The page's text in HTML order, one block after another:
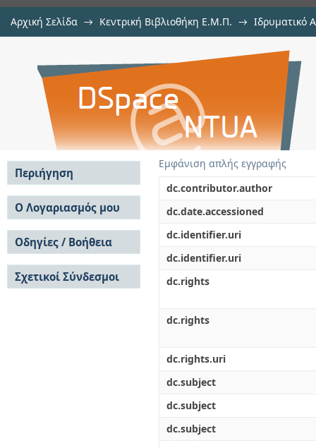
Αρχική Σελίδα → Κεντρική Βιβλιοθήκη Ε.Μ.Π. → Ιδρυματικό
Evolutionary computation and
optimization
Εμφάνιση απλής εγγραφής
dc.contributor.author
dc.date.accessioned
dc.identifier.uri
dc.identifier.uri
dc.rights
dc.rights
dc.rights.uri
dc.subject
dc.subject
dc.subject
Περιήγηση
Σε όλο το DSpace
Κοινότητες & Συλλογές
Ανά Ημερομηνία
Έκδοσης
Συγγραφείς
Τίτλοι
Θέματα
Ο Λογαριασμός μου
Σύνδεση
Εγγραφή
Οδηγίες / Βοήθεια
Οδηγίες Υποβολής
Οδηγίες Χρήσης ΙΑ
Συχνές Ερωτήσεις
Σχετικοί Σύνδεσμοι